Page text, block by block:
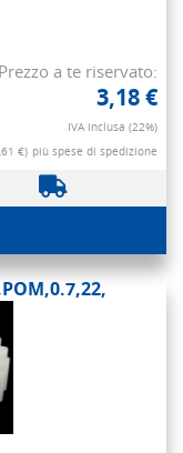
Prezzo a te riservato:
3,18 €
IVA inclusa (22%)
€) più spese di spedizione